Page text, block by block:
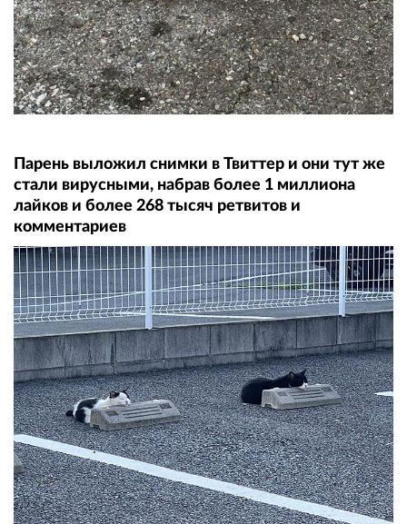
Парень выложил снимки в Твиттер и они тут же
стали вирусными, набрав более 1 миллиона
лайков и более 268 тысяч ретвитов и
комментариев